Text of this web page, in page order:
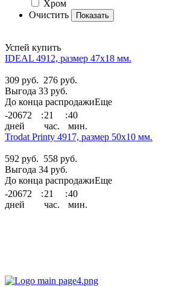
Хром
Очистить
Успей купить
IDEAL 4912, размер 47х18 мм.
309 руб. 276 руб.
Выгода 33 руб.
До конца распродажиЕще
-20672
:21 :40
дней
час.
мин.
Trodat Printy 4917, размер 50х10 мм.
592 руб. 558 руб.
Выгода 34 руб.
До конца распродажиЕще
-20672
:21 :40
дней
час. мин.